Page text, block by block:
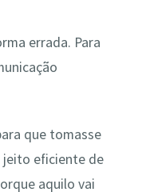
errada. Para
que tomasse
jeito eficiente de
aquilo vai